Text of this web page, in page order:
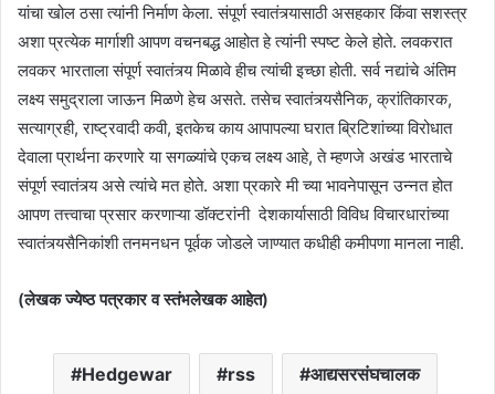
यांचा खोल ठसा त्यांनी निर्माण केला. संपूर्ण स्वातंत्र्यासाठी असहकार किंवा सशस्त्र
अशा प्रत्येक मार्गाशी आपण वचनबद्ध आहोत हे त्यांनी स्पष्ट केले होते. लवकरात
लवकर भारताला संपूर्ण स्वातंत्र्य मिळावे हीच त्यांची इच्छा होती. सर्व नद्यांचे अंतिम
लक्ष्य समुद्राला जाऊन मिळणे हेच असते. तसेच स्वातंत्र्यसैनिक, क्रांतिकारक,
सत्याग्रही, राष्ट्रवादी कवी, इतकेच काय आपापल्या घरात ब्रिटिशांच्या विरोधात
देवाला प्रार्थना करणारे या सगळ्यांचे एकच लक्ष्य आहे, ते म्हणजे अखंड भारताचे
संपूर्ण स्वातंत्र्य असे त्यांचे मत होते. अशा प्रकारे मी च्या भावनेपासून उन्नत होत
आपण तत्त्वाचा प्रसार करणाऱ्या डॉक्टरांनी देशकार्यासाठी विविध विचारधारांच्या
स्वातंत्र्यसैनिकांशी तनमनधन पूर्वक जोडले जाण्यात कधीही कमीपणा मानला नाही.
(लेखक ज्येष्ठ पत्रकार व स्तंभलेखक आहेत)
Hedgewar rss आद्यसरसंघचालक